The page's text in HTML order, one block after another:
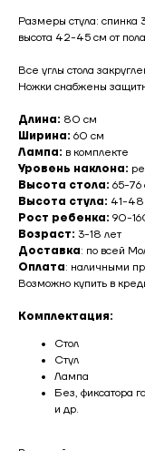
Размеры стула:
высота 42-45 см от
Все углы стола
Ножки снабжены
Длина: 80 см
Ширина: 60 см
Лампа: в комплекте
Уровень наклона:
Высота стола: 65-76
Высота стула: 41-48
Рост ребенка: 90-
Возраст: 3-18 лет
Доставка: по всей
Оплата: наличными
Возможно купить в
Комплектация:
Стол
Стул
Лампа
Без, фиксатора
и др.